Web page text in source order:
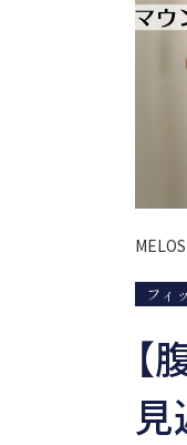
MELOS
フィ
【
見